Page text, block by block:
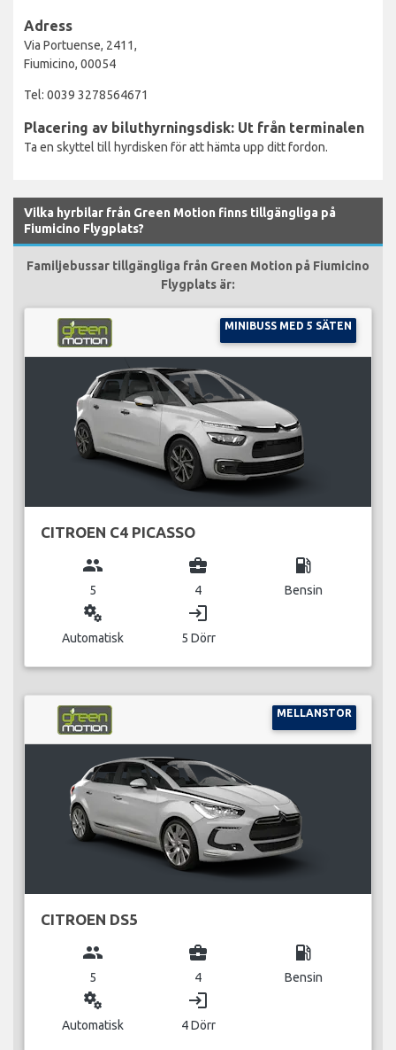
Adress
Via Portuense, 2411,
Fiumicino, 00054
Tel: 0039 3278564671
Placering av biluthyrningsdisk: Ut från terminalen
Ta en skyttel till hyrdisken för att hämta upp ditt fordon.
Vilka hyrbilar från Green Motion finns tillgängliga på
Fiumicino Flygplats?
Familjebussar tillgängliga från Green Motion på Fiumicino
Flygplats är:
MINIBUSS MED 5 SÄTEN
CITROEN C4 PICASSO
group
5
business_center
4
local_gas_station
Bensin
miscellaneous_services
Automatisk
login
5 Dörr
MELLANSTOR
CITROEN DS5
group
5
business_center
4
local_gas_station
Bensin
miscellaneous_services
Automatisk
login
4 Dörr